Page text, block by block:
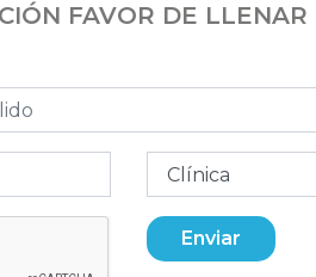
FAVOR DE LLENAR
Enviar